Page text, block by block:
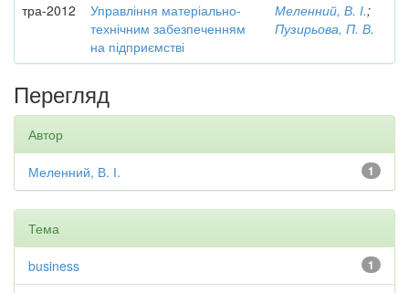
тра-2012
Управління матеріально-
технічним забезпеченням
на підприємстві
Меленний, В. І.;
Пузирьова, П. В.
Перегляд
Автор
1
Меленний, В. І.
Тема
1
business